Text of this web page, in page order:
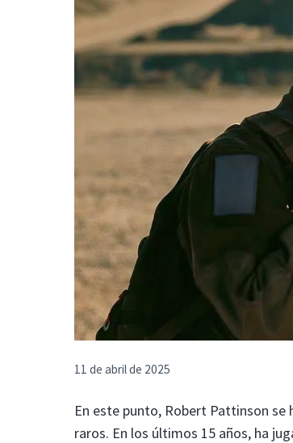
11 de abril de 2025
En este punto, Robert Pattinson
raros. En los últimos 15 años, ha